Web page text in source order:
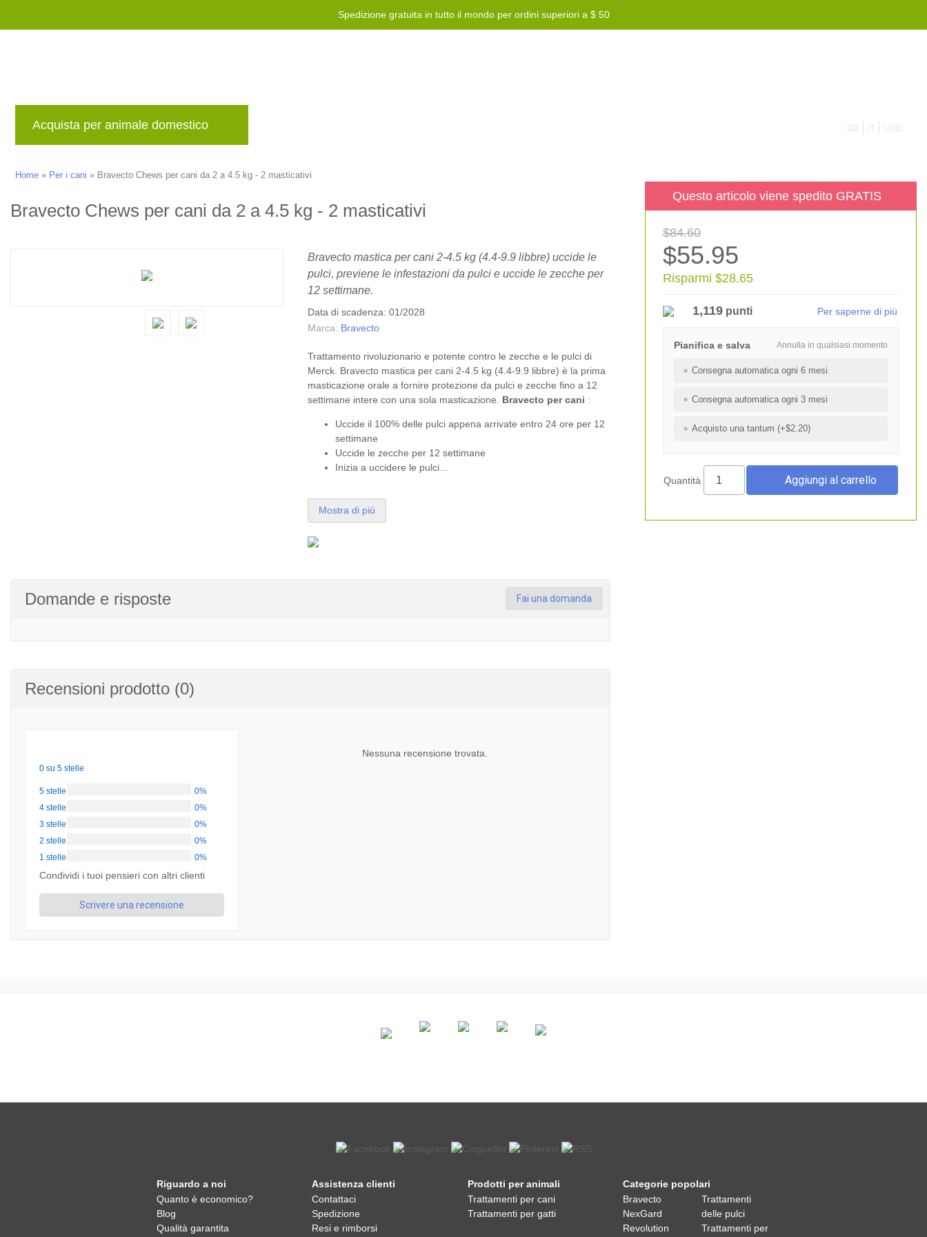
Spedizione gratuita in tutto il mondo per ordini superiori a $ 50
Acquista per animale domestico GB IT USD
Home » Per i cani » Bravecto Chews per cani da 2 a 4.5 kg - 2 masticativi
Bravecto Chews per cani da 2 a 4.5 kg - 2 masticativi
Bravecto mastica per cani 2-4.5 kg (4.4-9.9 libbre) uccide le
pulci, previene le infestazioni da pulci e uccide le zecche per
12 settimane.
Data di scadenza: 01/2028
Marca: Bravecto
Trattamento rivoluzionario e potente contro le zecche e le pulci di
Merck. Bravecto mastica per cani 2-4.5 kg (4.4-9.9 libbre) è la prima
masticazione orale a fornire protezione da pulci ezecche fino a 12
settimane intere con una sola masticazione. Bravecto per cani :
Uccide il 100% delle pulci appena arrivate entro 24 ore per 12
settimane
Uccide le zecche per 12 settimane
Inizia a uccidere le pulci...
Mostra di più
Domande e risposte Fai una domanda
Recensioni prodotto (0)
0 su 5 stelle
5 stelle
0%
4 stelle
0%
3 stelle
0%
2 stelle
0%
1 stelle
0%
Condividi i tuoi pensieri con altri clienti
Scrivere una recensione
Nessuna recensione trovata.
Questo articolo viene spedito GRATIS
$84.60
$55.95
Risparmi $28.65
1,119punti Per saperne di più
Annulla in qualsiasi momento
Pianifica e salva
Consegna automatica ogni 6 mesi
Consegna automatica ogni 3 mesi
Acquisto una tantum (+$2.20)
Quantità
Riguardo a noi
Quanto è economico?
Blog
Qualità garantita
Assistenza clienti
Contattaci
Spedizione
Resi e rimborsi
Prodotti per animali
Trattamenti per cani
Trattamenti per gatti
Categorie popolari
Bravecto
NexGard
Revolution
Trattamenti
delle pulci
Trattamenti per